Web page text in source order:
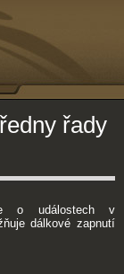
řady
o událostech v
dálkové zapnutí